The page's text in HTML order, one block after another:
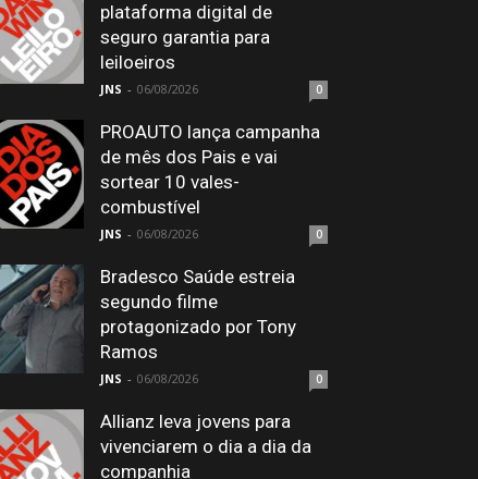
plataforma digital de
seguro garantia para
leiloeiros
JNS - 06/08/2026 0
PROAUTO lança campanha
de mês dos Pais e vai
sortear 10 vales-
combustível
JNS - 06/08/2026 0
Bradesco Saúde estreia
segundo filme
protagonizado por Tony
Ramos
JNS - 06/08/2026 0
Allianz leva jovens para
vivenciarem o dia a dia da
companhia